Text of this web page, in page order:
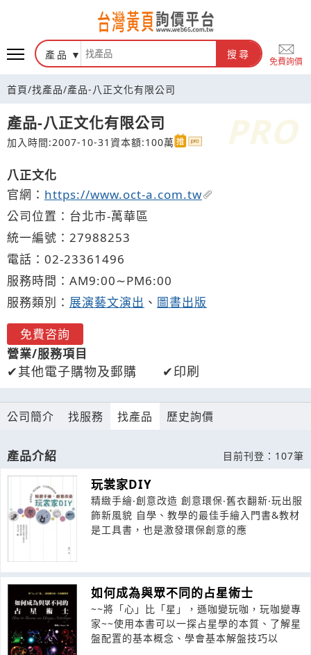
台灣黃頁詢價平台
產品 搜尋
免費詢價
首頁/找產品/產品-八正文化有限公司
產品-八正文化有限公司
加入時間:2007-10-31 資本額:100萬
八正文化
官網： https://www.oct-a.com.tw
公司位置：台北市-萬華區
統一編號：27988253
電話： 02-23361496
服務時間：AM9:00∼PM6:00
服務類別： 展演藝文演出 、 圖書出版
免費咨詢
營業/服務項目
其他電子購物及郵購 印刷
公司簡介 找服務 找產品 歷史詢價
產品介紹 目前刊登：107筆
玩裳家DIY
精緻手繪‧創意改造 創意環保‧舊衣翻新‧玩出服
飾新風貌 自學、教學的最佳手繪入門書&教材
是工具書，也是激發環保創意的應
如何成為與眾不同的占星術士
~~將「心」比「星」，遜咖變玩咖，玩咖變專
家~~使用本書可以一探占星學的本質、了解星
盤配置的基本概念、學會基本解盤技巧以